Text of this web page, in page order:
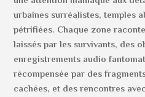
urbaines surréalistes, temples
pétrifiées. Chaque zone
laissés par les survivants, des
enregistrements audio
récompensée par des
cachées, et des rencontres